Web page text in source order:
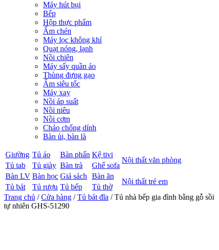
Máy hút bụi
Bếp
Hộp thực phẩm
Ấm chén
Máy lọc không khí
Quạt nóng, lạnh
Nồi chiên
Máy sấy quần áo
Thùng đựng gạo
Ấm siêu tốc
Máy xay
Nồi áp suất
Nồi niêu
Nồi cơm
Chảo chống dính
Bàn ủi, bàn là
Giường Tủ áo Bàn phấn Kệ tivi
Nội thất văn phòng
Tủ tab Tủ giày Bàn trà
Ghế sofa
Bàn LV Bàn học Giá sách Bàn ăn
Nội thất trẻ em
Tủ bát Tủ rượu Tủ bếp
Tủ thờ
Trang chủ /Cửa hàng /Tủ bát đĩa / Tủ nhà bếp gia đình bằng gỗ sồi
tự nhiên GHS-51290